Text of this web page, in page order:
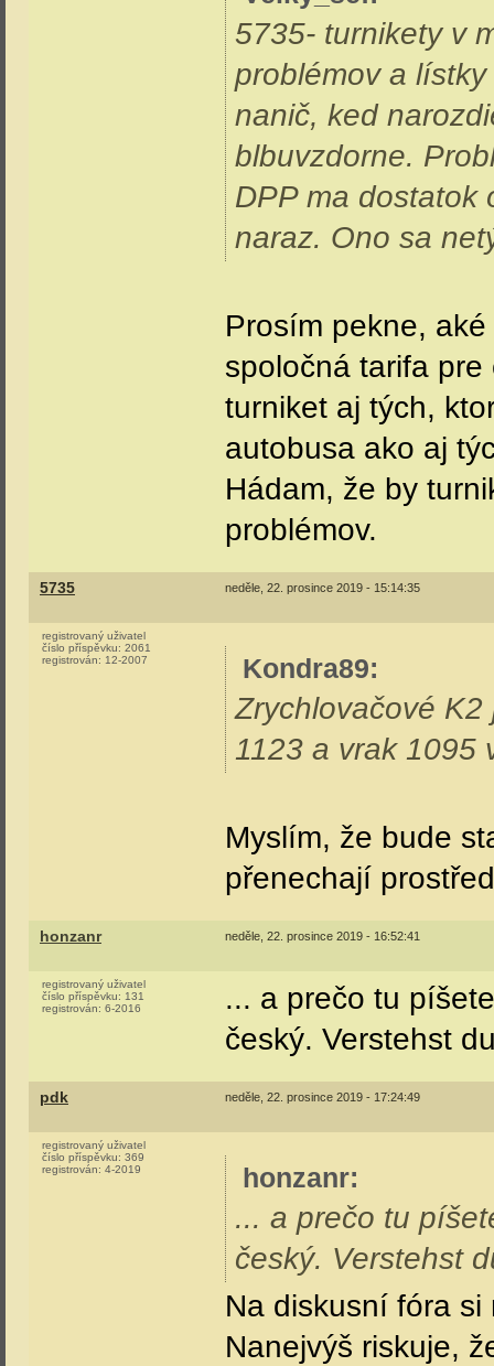
5735- turnikety v
problémov a
nanič, ked
blbuvzdorne.
DPP ma dostatok
naraz. Ono sa
Prosím pekne,
spoločná tarifa
turniket aj tých,
autobusa ako aj
Hádam, že by
problémov.
5735 neděle, 22. prosince 2019 - 15:14:35
registrovaný uživatel
číslo příspěvku: 2061
registrován: 12-2007 Kondra89:
Zrychlovačové
1123 a vrak 1095
Myslím, že bude
přenechají
honzanr neděle, 22. prosince 2019 - 16:52:41
registrovaný uživatel
číslo příspěvku: 131
registrován: 6-2016
... a prečo tu
český. Verstehst
pdk neděle, 22. prosince 2019 - 17:24:49
registrovaný uživatel
číslo příspěvku: 369
registrován: 4-2019 honzanr:
... a prečo tu
český. Verstehst
Na diskusní fóra
Nanejvýš riskuje,